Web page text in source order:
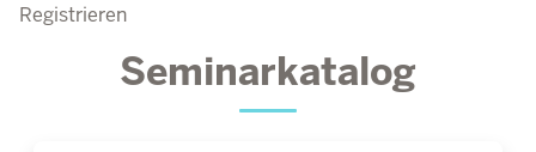
Registrieren
Seminarkatalog